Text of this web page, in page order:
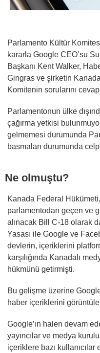
Parlamento Kültür
kararla Google CEO’su
Başkanı Kent Walker,
Gingras ve şirketin
Komitenin sorularını
Parlamentonun ülke
çağırma yetkisi
gelmemesi durumunda
basmaları durumunda
Ne olmuştu?
Kanada Federal
parlamentodan geçen ve
alınacak Bill C-18 olarak
Yasası ile Google ve
devlerin, içeriklerini
karşılığında Kanadalı
hükmünü getirmişti.
Bu gelişme üzerine
haber içeriklerini
Google’ın halen devam
yayıncılar ve medya
içeriklere bazı kullanıcılar